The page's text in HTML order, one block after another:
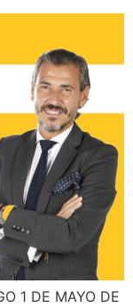
1 DE MAYO DE